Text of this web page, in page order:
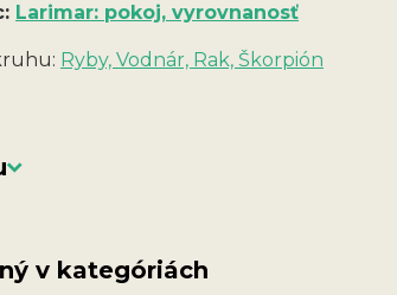
Larimar: pokoj, vyrovnanosť
Ryby, Vodnár, Rak, Škorpión
v kategóriách